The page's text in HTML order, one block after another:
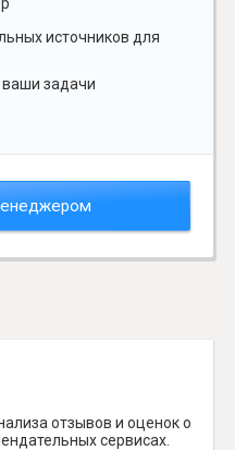
источников для
задачи
отзывов и оценок о
сервисах.